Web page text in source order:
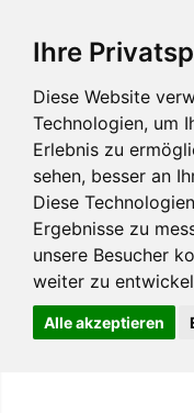
Ihre
Diese Website
Technologien, um
Erlebnis zu
sehen, besser an
Diese
Ergebnisse zu
unsere Besucher
weiter zu
Alle akzeptieren